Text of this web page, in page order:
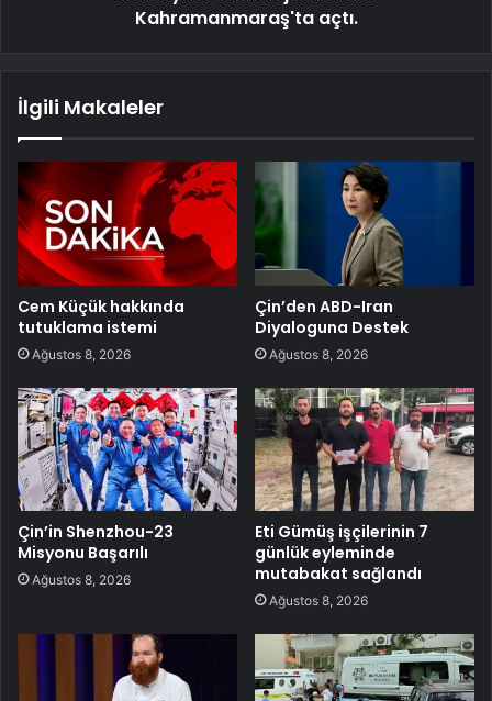
Kahramanmaraş'ta açtı.
İlgili Makaleler
Cem Küçük hakkında
tutuklama istemi
Ağustos 8, 2026
Çin’den ABD-Iran
Diyaloguna Destek
Ağustos 8, 2026
Çin’in Shenzhou-23
Misyonu Başarılı
Ağustos 8, 2026
Eti Gümüş işçilerinin 7
günlük eyleminde
mutabakat sağlandı
Ağustos 8, 2026